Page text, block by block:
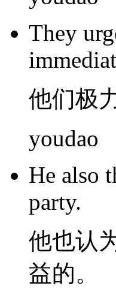
They
他们极
youdao
He also
party.
他也认
益的。